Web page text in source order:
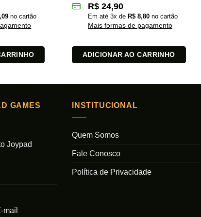
no cartão
R$ 24,90
Em até 3x de R$ 8,80 no cartão
Mais formas de pagamento
ADICIONAR AO CARRINHO
GAMES
Joypad
mail
INSTITUCIONAL
Quem Somos
Fale Conosco
Política de Privacidade